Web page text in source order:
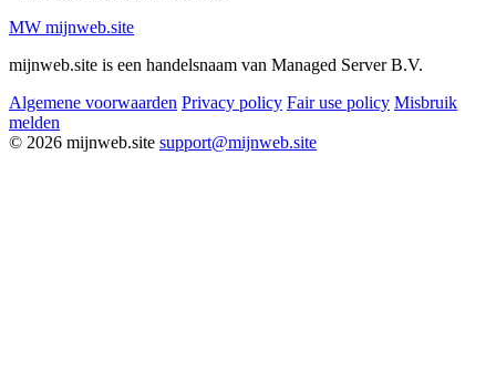
MW mijnweb.site
mijnweb.site is een handelsnaam van Managed Server B.V.
Algemene voorwaarden Privacy policy Fair use policy Misbruik
melden
© 2026 mijnweb.site support@mijnweb.site